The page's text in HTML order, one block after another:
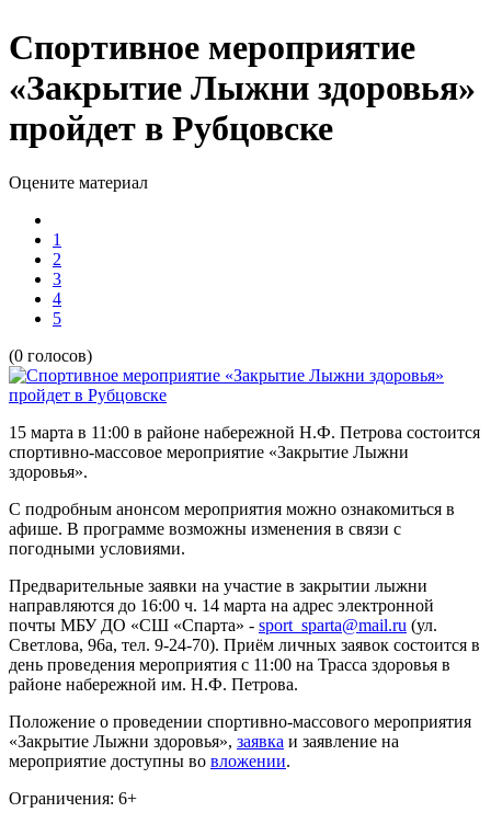
Спортивное мероприятие
«Закрытие Лыжни здоровья»
пройдет в Рубцовске
Оцените материал
1
2
3
4
5
(0 голосов)
15 марта в 11:00 в районе набережной Н.Ф. Петрова состоится
спортивно-массовое мероприятие «Закрытие Лыжни
здоровья».
С подробным анонсом мероприятия можно ознакомиться в
афише. В программе возможны изменения в связи с
погодными условиями.
Предварительные заявки на участие в закрытии лыжни
направляются до 16:00 ч. 14 марта на адрес электронной
почты МБУ ДО «СШ «Спарта» - sport_sparta@mail.ru (ул.
Светлова, 96а, тел. 9-24-70). Приём личных заявок состоится в
день проведения мероприятия с 11:00 на Трасса здоровья в
районе набережной им. Н.Ф. Петрова.
Положение о проведении спортивно-массового мероприятия
«Закрытие Лыжни здоровья», заявка и заявление на
мероприятие доступны во вложении.
Ограничения: 6+